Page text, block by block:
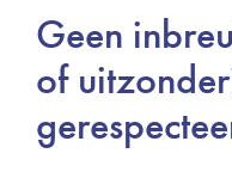
Geen
of